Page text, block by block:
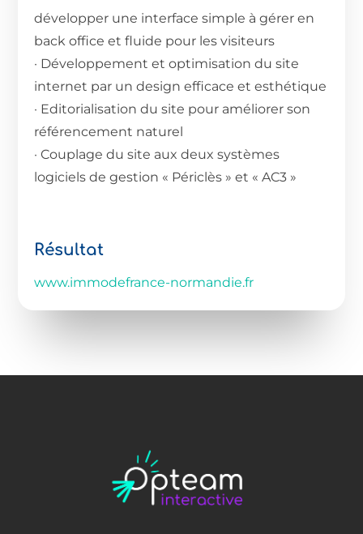
développer une interface simple à gérer en
back office et fluide pour les visiteurs
· Développement et optimisation du site
internet par un design efficace et esthétique
· Editorialisation du site pour améliorer son
référencement naturel
· Couplage du site aux deux systèmes
logiciels de gestion « Périclès » et « AC3 »
Résultat
www.immodefrance-normandie.fr